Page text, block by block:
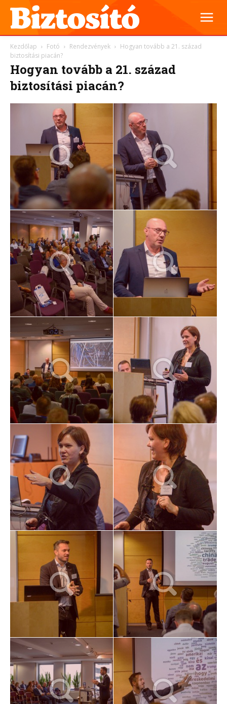
Kezdőlap Fotó Rendezvények
Hogyan tovább a 21. század
biztosítási piacán?
Hogyan tovább a 21. század
biztosítási piacán?